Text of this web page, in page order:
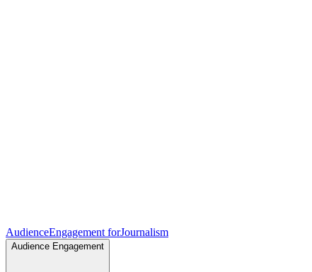
AudienceEngagement forJournalism
Audience Engagement